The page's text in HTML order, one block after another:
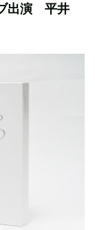
出演 平井